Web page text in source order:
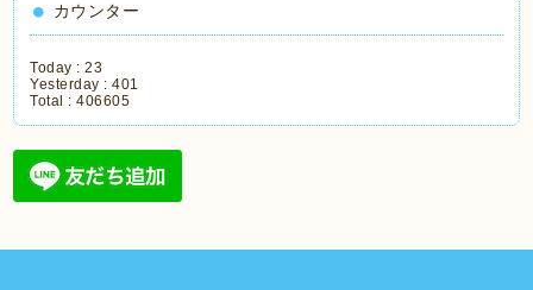
カウンター
Today :23
Yesterday :401
Total :406605